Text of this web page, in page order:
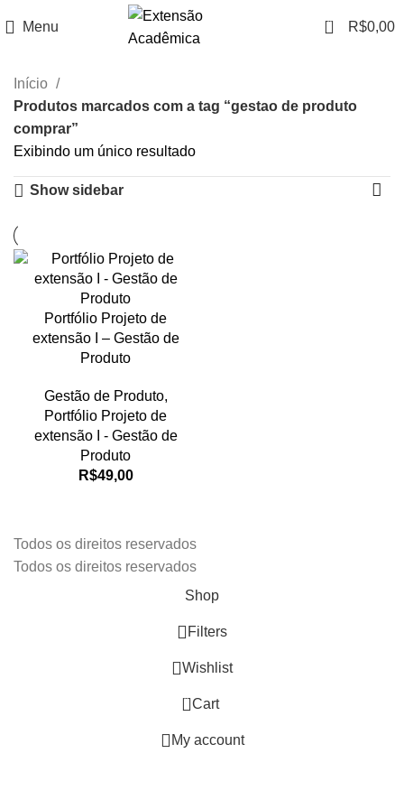
Menu 0 R$0,00
Início
Produtos marcados com a tag “gestao de produto
comprar”
Exibindo um único resultado
Show sidebar
Portfólio Projeto de
extensão I – Gestão de
Produto
Gestão de Produto,
Portfólio Projeto de
extensão I - Gestão de
Produto
R$49,00
Todos os direitos reservados
Todos os direitos reservados
Shop
Filters
Wishlist
0 Cart
My account